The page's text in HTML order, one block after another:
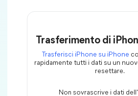
Trasferimento di
Trasferisci iPhone su iPhone
rapidamente tutti i dati su un
resettare.
Non sovrascrive i dati